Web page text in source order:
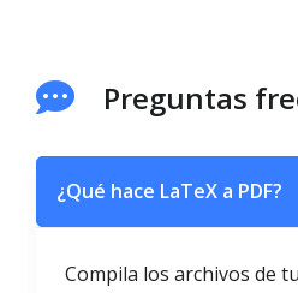
Preguntas
¿Qué hace LaTeX a PDF?
Compila los archivos de